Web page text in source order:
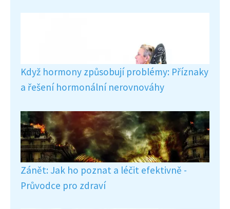
Když hormony způsobují problémy: Příznaky
a řešení hormonální nerovnováhy
Zánět: Jak ho poznat a léčit efektivně -
Průvodce pro zdraví